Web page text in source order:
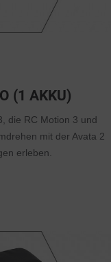
(1 AKKU)
die RC Motion 3 und
mit der Avata 2
erleben.